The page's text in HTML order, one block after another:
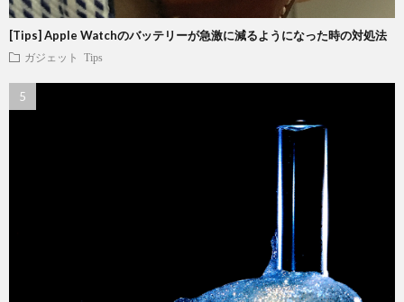
[Tips] Apple Watchのバッテリーが急激に減るようになった時の対処法
ガジェット Tips